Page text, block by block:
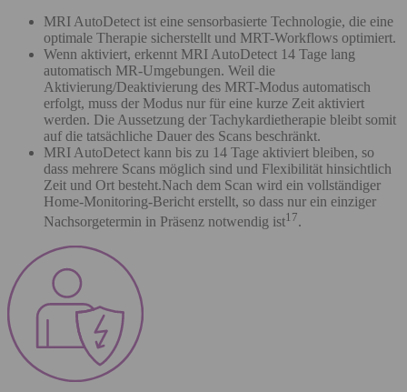
MRI AutoDetect ist eine sensorbasierte Technologie, die eine
optimale Therapie sicherstellt und MRT-Workflows optimiert.
Wenn aktiviert, erkennt MRI AutoDetect 14 Tage lang
automatisch MR-Umgebungen. Weil die
Aktivierung/Deaktivierung des MRT-Modus automatisch
erfolgt, muss der Modus nur für eine kurze Zeit aktiviert
werden. Die Aussetzung der Tachykardietherapie bleibt somit
auf die tatsächliche Dauer des Scans beschränkt.
MRI AutoDetect kann bis zu 14 Tage aktiviert bleiben, so
dass mehrere Scans möglich sind und Flexibilität hinsichtlich
Zeit und Ort besteht.Nach dem Scan wird ein vollständiger
Home-Monitoring-Bericht erstellt, so dass nur ein einziger
Nachsorgetermin in Präsenz notwendig ist17.